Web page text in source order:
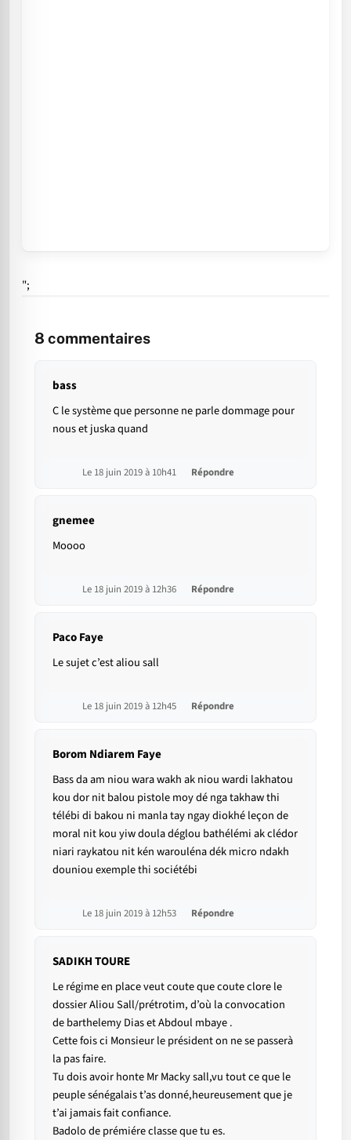
";
8 commentaires
bass
C le système que personne ne parle dommage pour
nous et juska quand
Le 18 juin 2019 à 10h41 Répondre
gnemee
Moooo
Le 18 juin 2019 à 12h36 Répondre
Paco Faye
Le sujet c’est aliou sall
Le 18 juin 2019 à 12h45 Répondre
Borom Ndiarem Faye
Bass da am niou wara wakh ak niou wardi lakhatou
kou dor nit balou pistole moy dé nga takhaw thi
télébi di bakou ni manla tay ngay diokhé leçon de
moral nit kou yiw doula déglou bathélémi ak clédor
niari raykatou nit kén warouléna dék micro ndakh
douniou exemple thi sociétébi
Le 18 juin 2019 à 12h53 Répondre
SADIKH TOURE
Le régime en place veut coute que coute clore le
dossier Aliou Sall/prétrotim, d’où la convocation
de barthelemy Dias et Abdoul mbaye .
Cette fois ci Monsieur le président on ne se passerà
la pas faire.
Tu dois avoir honte Mr Macky sall,vu tout ce que le
peuple sénégalais t’as donné,heureusement que je
t’ai jamais fait confiance.
Badolo de prémiére classe que tu es.